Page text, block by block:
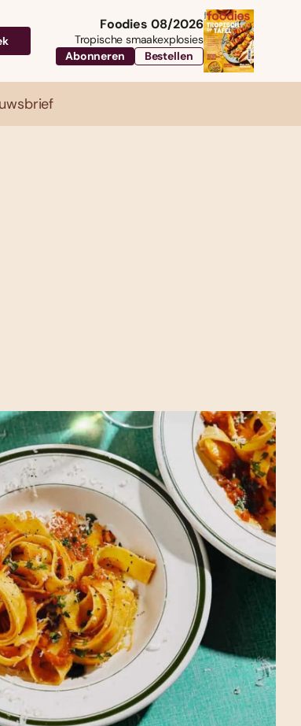
Foodies 08/2026
Tropische smaakexplosies
Abonneren
Bestellen